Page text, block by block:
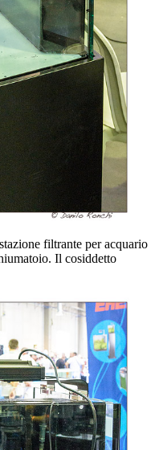
filtrante per acquario
Il cosiddetto